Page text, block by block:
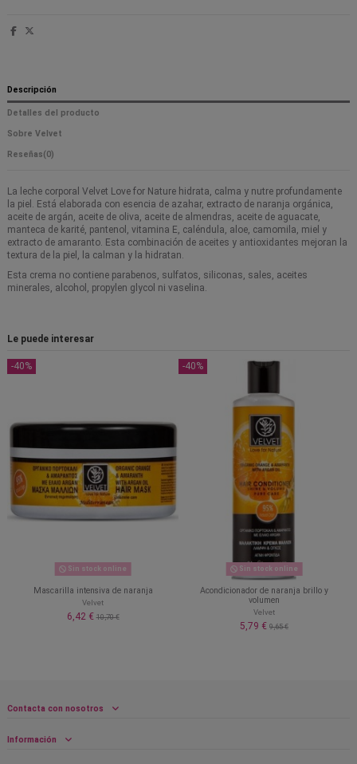
Descripción
Detalles del producto
Sobre Velvet
Reseñas(0)
La leche corporal Velvet Love for Nature hidrata, calma y nutre profundamente
la piel. Está elaborada con esencia de azahar, extracto de naranja orgánica,
aceite de argán, aceite de oliva, aceite de almendras, aceite de aguacate,
manteca de karité, pantenol, vitamina E, caléndula, aloe, camomila, miel y
extracto de amaranto. Esta combinación de aceites y antioxidantes mejoran la
textura de la piel, la calman y la hidratan.
Esta crema no contiene parabenos, sulfatos, siliconas, sales, aceites
minerales, alcohol, propylen glycol ni vaselina.
Le puede interesar
-40%
Sin stock online
Mascarilla intensiva de naranja
Velvet
6,42 €10,70 €
-40%
Sin stock online
Acondicionador de naranja brillo y
volumen
Velvet
5,79 € 9,65 €
Contacta con nosotros
Información